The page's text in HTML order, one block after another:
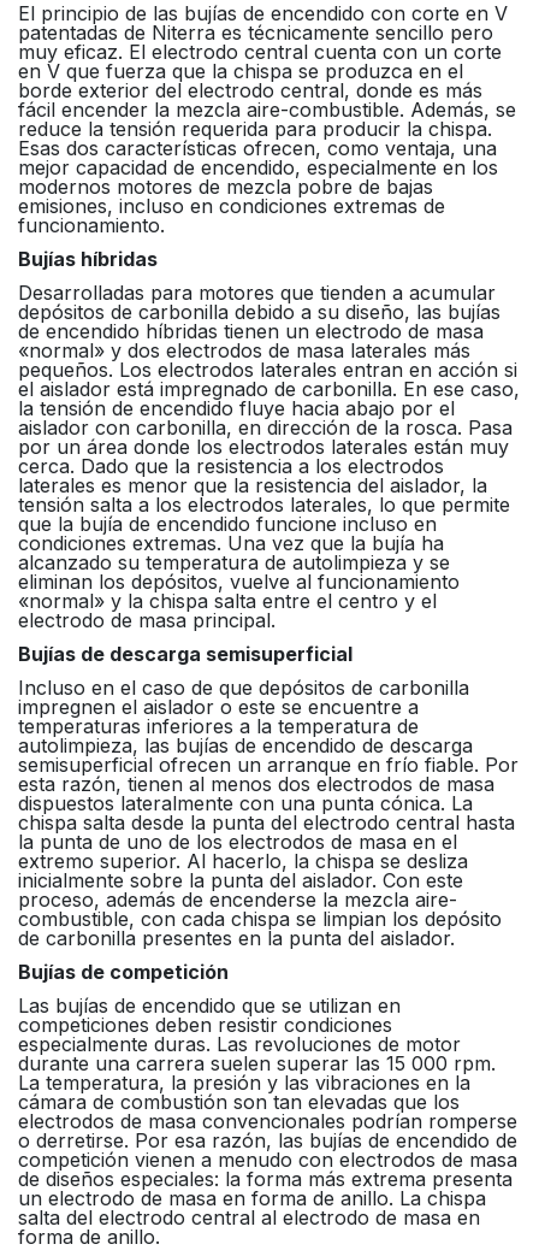
El principio de las bujías de encendido con corte en V
patentadas de Niterra es técnicamente sencillo pero
muy eficaz. El electrodo central cuenta con un corte
en V que fuerza que la chispa se produzca en el
borde exterior del electrodo central, donde es más
fácil encender la mezcla aire-combustible. Además, se
reduce la tensión requerida para producir la chispa.
Esas dos características ofrecen, como ventaja, una
mejor capacidad de encendido, especialmente en los
modernos motores de mezcla pobre de bajas
emisiones, incluso en condiciones extremas de
funcionamiento.
Bujías híbridas
Desarrolladas para motores que tienden a acumular
depósitos de carbonilla debido a su diseño, las bujías
de encendido híbridas tienen un electrodo de masa
«normal» y dos electrodos de masa laterales más
pequeños. Los electrodos laterales entran en acción si
el aislador está impregnado de carbonilla. En ese caso,
la tensión de encendido fluye hacia abajo por el
aislador con carbonilla, en dirección de la rosca. Pasa
por un área donde los electrodos laterales están muy
cerca. Dado que la resistencia a los electrodos
laterales es menor que la resistencia del aislador, la
tensión salta a los electrodos laterales, lo que permite
que la bujía de encendido funcione incluso en
condiciones extremas. Una vez que la bujía ha
alcanzado su temperatura de autolimpieza y se
eliminan los depósitos, vuelve al funcionamiento
«normal» y la chispa salta entre el centro y el
electrodo de masa principal.
Bujías de descarga semisuperficial
Incluso en el caso de que depósitos de carbonilla
impregnen el aislador o este se encuentre a
temperaturas inferiores a la temperatura de
autolimpieza, las bujías de encendido de descarga
semisuperficial ofrecen un arranque en frío fiable. Por
esta razón, tienen al menos dos electrodos de masa
dispuestos lateralmente con una punta cónica. La
chispa salta desde la punta del electrodo central hasta
la punta de uno de los electrodos de masa en el
extremo superior. Al hacerlo, la chispa se desliza
inicialmente sobre la punta del aislador. Con este
proceso, además de encenderse la mezcla aire-
combustible, con cada chispa se limpian los depósito
de carbonilla presentes en la punta del aislador.
Bujías de competición
Las bujías de encendido que se utilizan en
competiciones deben resistir condiciones
especialmente duras. Las revoluciones de motor
durante una carrera suelen superar las 15 000 rpm.
La temperatura, la presión y las vibraciones en la
cámara de combustión son tan elevadas que los
electrodos de masa convencionales podrían romperse
o derretirse. Por esa razón, las bujías de encendido de
competición vienen a menudo con electrodos de masa
de diseños especiales: la forma más extrema presenta
un electrodo de masa en forma de anillo. La chispa
salta del electrodo central al electrodo de masa en
forma de anillo.